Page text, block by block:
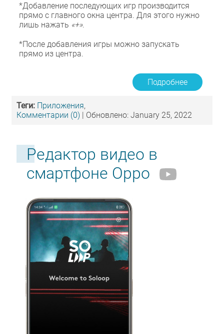
*Добавление последующих игр производится
прямо с главного окна центра. Для этого нужно
лишь нажать «+».
*После добавления игры можно запускать
прямо из центра.
Подробнее
Теги: Приложения,
Комментарии (0) | Обновлено: January 25, 2022
Редактор видео в
смартфоне Oppo